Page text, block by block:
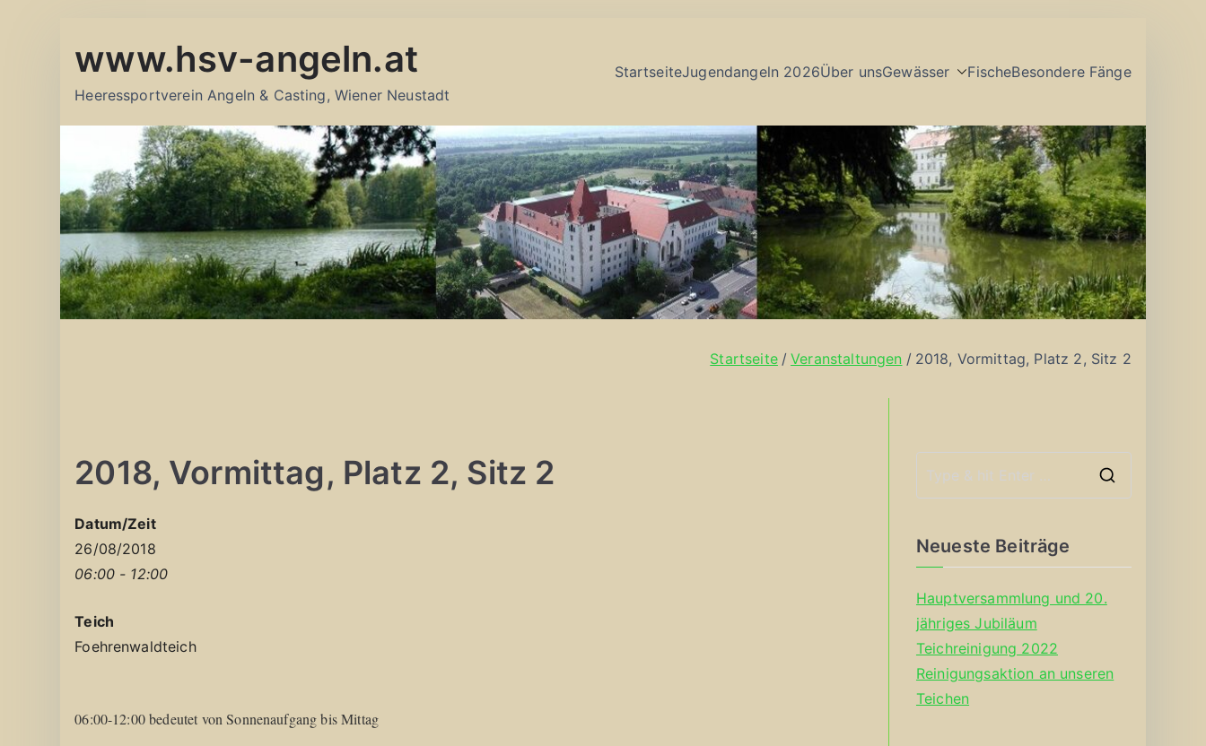
Inhalt
www.hsv-angeln.at
Heeressportverein Angeln & Casting, Wiener Neustadt
StartseiteJugendangeln 2026Über unsGewässer FischeBesondere Fänge
Startseite Veranstaltungen 2018, Vormittag, Platz 2, Sitz 2
2018, Vormittag, Platz 2, Sitz 2
Datum/Zeit
26/08/2018
06:00 - 12:00
Teich
Foehrenwaldteich
06:00-12:00 bedeutet von Sonnenaufgang bis Mittag
Neueste Beiträge
Hauptversammlung und 20.
jähriges Jubiläum
Teichreinigung 2022
Reinigungsaktion an unseren
Teichen